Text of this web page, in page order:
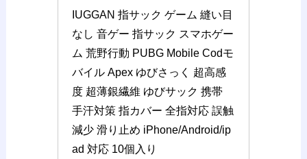
IUGGAN 指サック ゲーム 縫い目
なし 音ゲー 指サック スマホゲー
ム 荒野行動 PUBG Mobile Codモ
バイル Apex ゆびさっく 超高感
度 超薄銀繊維 ゆびサック 携帯
手汗対策 指カバー 全指対応 誤触
減少 滑り止め iPhone/Android/ip
ad 対応 10個入り